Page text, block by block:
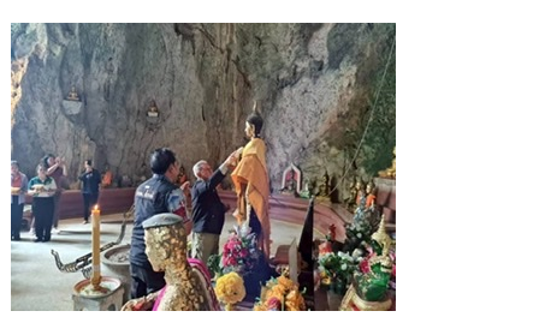
ac
e
b
o
o
k
w
itt
er
e
d
di
t
n
e
o
g
g
er
u
m
bl
r
nt
er
e
st
o
p
y
Li
n
k